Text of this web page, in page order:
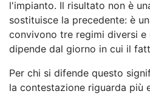
l'impianto. Il risultato non è
sostituisce la precedente: è
convivono tre regimi diversi
dipende dal giorno in cui il
Per chi si difende questo
la contestazione riguarda più